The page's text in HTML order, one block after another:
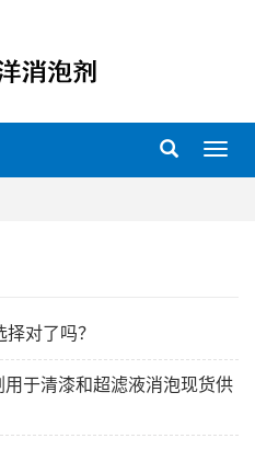
导
对了吗？
于清漆和超滤液消泡现货供